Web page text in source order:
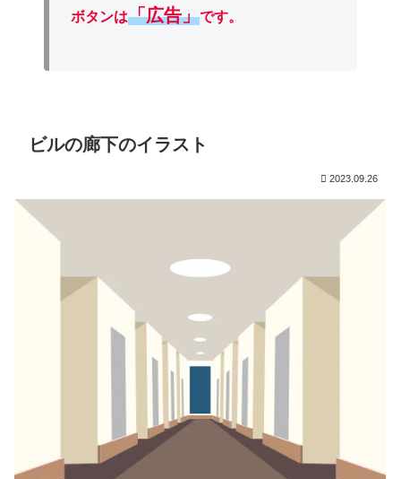
ボタンは「広告」です。
ビルの廊下のイラスト
2023.09.26